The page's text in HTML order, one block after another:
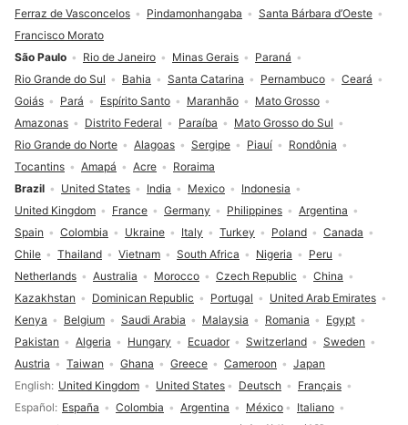
Language selection
English United Kingdom United States Deutsch
Français
Español
España Colombia Argentina México
Italiano
Brazil United States India Mexico
Indonesia
United Kingdom
France Germany Philippines
Argentina
Spain
Colombia Ukraine Italy Turkey Poland
Canada
Chile
Thailand Vietnam South Africa Nigeria
Peru
Netherlands
Australia Morocco Czech Republic
China
Kazakhstan
Dominican Republic Portugal
United Arab Emirates
Kenya
Belgium Saudi Arabia Malaysia Romania
Egypt
Pakistan
Algeria Hungary Ecuador Switzerland
Sweden
Austria
Taiwan Ghana Greece Cameroon Japan
São Paulo Rio de Janeiro Minas Gerais
Paraná
Rio Grande do Sul
Bahia Santa Catarina Pernambuco
Ceará
Goiás
Pará Espírito Santo Maranhão
Mato Grosso
Amazonas
Distrito Federal Paraíba
Mato Grosso do Sul
Rio Grande do Norte
Alagoas Sergipe Piauí
Rondônia
Tocantins
Amapá Acre Roraima
Ferraz de Vasconcelos
Pindamonhangaba
Santa Bárbara d’Oeste
Francisco Morato